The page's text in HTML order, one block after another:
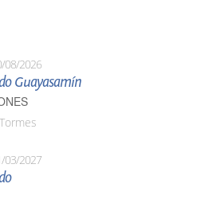
08/2026
Guayasamín
03/2027